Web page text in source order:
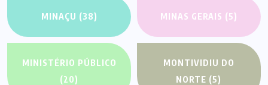
MINAÇU (38) MINAS GERAIS (5)
MINISTÉRIO PÚBLICO
(20)
MONTIVIDIU DO
NORTE (5)